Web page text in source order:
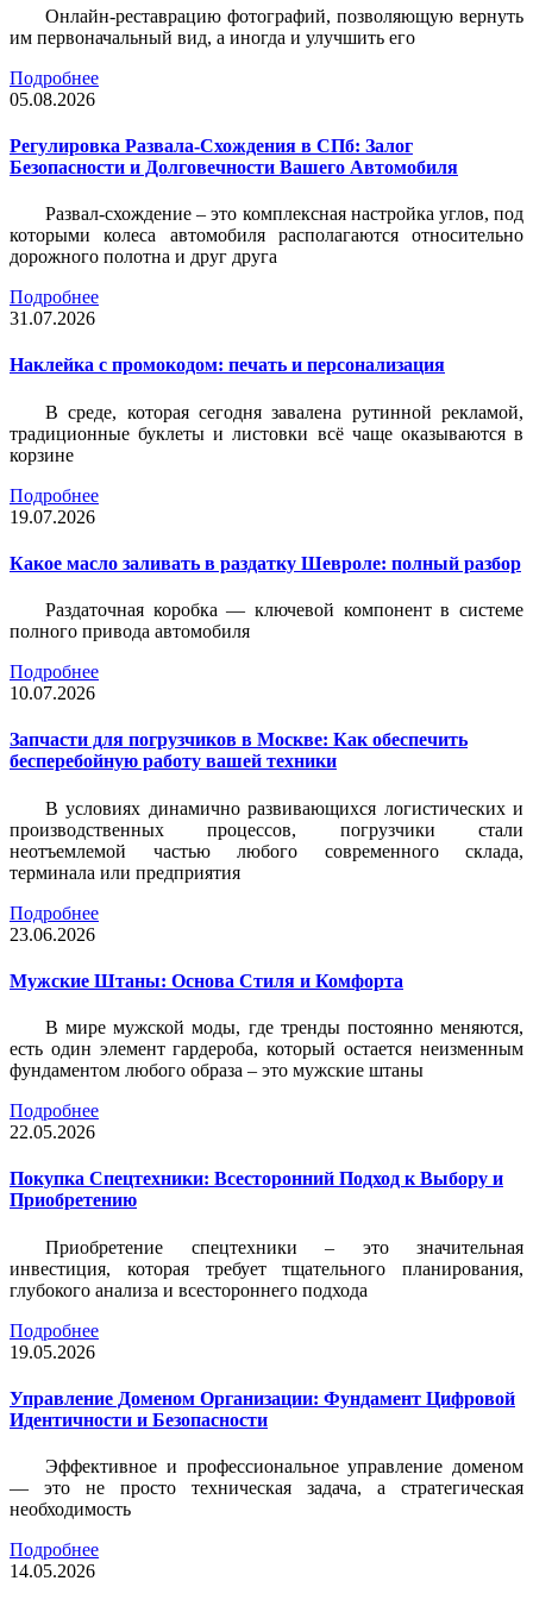
Онлайн-реставрацию фотографий, позволяющую вернуть
им первоначальный вид, а иногда и улучшить его
Подробнее
05.08.2026
Регулировка Развала-Схождения в СПб: Залог
Безопасности и Долговечности Вашего Автомобиля
Развал-схождение – это комплексная настройка углов, под
которыми колеса автомобиля располагаются относительно
дорожного полотна и друг друга
Подробнее
31.07.2026
Наклейка c промокодом: печать и персонализация
В среде, которая сегодня завалена рутинной рекламой,
традиционные буклеты и листовки всё чаще оказываются в
корзине
Подробнее
19.07.2026
Какое масло заливать в раздатку Шевроле: полный разбор
Раздаточная коробка — ключевой компонент в системе
полного привода автомобиля
Подробнее
10.07.2026
Запчасти для погрузчиков в Москве: Как обеспечить
бесперебойную работу вашей техники
В условиях динамично развивающихся логистических и
производственных процессов, погрузчики стали
неотъемлемой частью любого современного склада,
терминала или предприятия
Подробнее
23.06.2026
Мужские Штаны: Основа Стиля и Комфорта
В мире мужской моды, где тренды постоянно меняются,
есть один элемент гардероба, который остается неизменным
фундаментом любого образа – это мужские штаны
Подробнее
22.05.2026
Покупка Спецтехники: Всесторонний Подход к Выбору и
Приобретению
Приобретение спецтехники – это значительная
инвестиция, которая требует тщательного планирования,
глубокого анализа и всестороннего подхода
Подробнее
19.05.2026
Управление Доменом Организации: Фундамент Цифровой
Идентичности и Безопасности
Эффективное и профессиональное управление доменом
— это не просто техническая задача, а стратегическая
необходимость
Подробнее
14.05.2026